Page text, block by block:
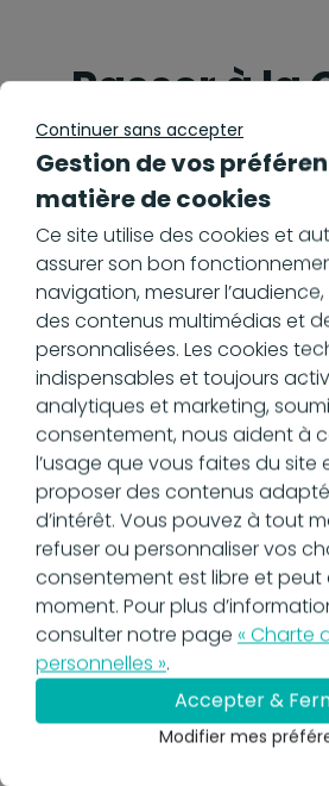
Passer à la
pour
gestion
entreprise
Pour faire sa transition
l'entreprise ne peut pas se
stocker des fichiers
supports distincts et non
doit s'engager dans une
de digitalisation, conforme
réglementation et capable
d'accompagner ses
Qu’est-ce que
?
La gestion électronique
Continuer sans accepter
Gestion de vos
matière de cookies
Ce site utilise des cookies et
assurer son bon
navigation, mesurer
des contenus multimédias et
personnalisées. Les cookies
indispensables et toujours
analytiques et marketing,
consentement, nous aident à
l’usage que vous faites du site
proposer des contenus
d’intérêt. Vous pouvez à tout
refuser ou personnaliser vos
consentement est libre et peut
moment. Pour plus
consulter notre page « Charte
personnelles ».
Accepter &
Modifier mes